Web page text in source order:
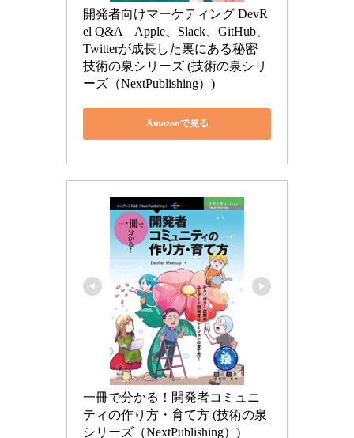
開発者向けマーケティング DevR
el Q&A　Apple、Slack、GitHub、
Twitterが成長した裏にある秘密
技術の泉シリーズ (技術の泉シリ
ーズ（NextPublishing）)
Amazonで見る
一冊で分かる！開発者コミュニ
ティの作り方・育て方 (技術の泉
シリーズ（NextPublishing）)